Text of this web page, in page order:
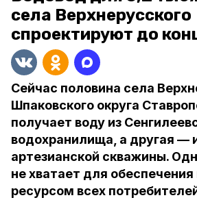
села Верхнерусского
спроектируют до
Сейчас половина села
Шпаковского округа
получает воду из
водохранилища, а другая —
артезианской скважины.
не хватает для
ресурсом всех